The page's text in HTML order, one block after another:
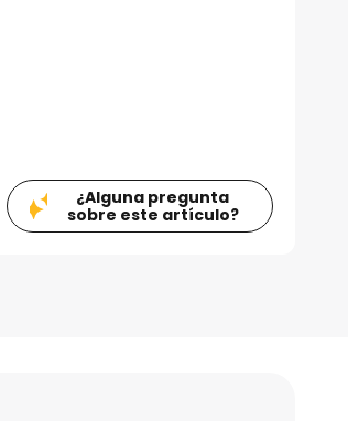
¿Alguna pregunta
sobre este artículo?